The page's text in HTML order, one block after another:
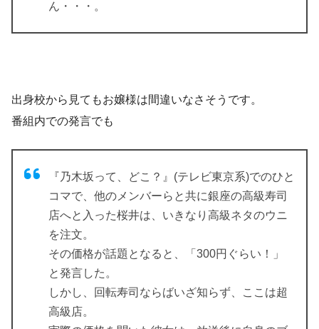
ん・・・。
出身校から見てもお嬢様は間違いなさそうです。
番組内での発言でも
『乃木坂って、どこ？』(テレビ東京系)でのひと
コマで、他のメンバーらと共に銀座の高級寿司
店へと入った桜井は、いきなり高級ネタのウニ
を注文。
その価格が話題となると、「300円ぐらい！」
と発言した。
しかし、回転寿司ならばいざ知らず、ここは超
高級店。